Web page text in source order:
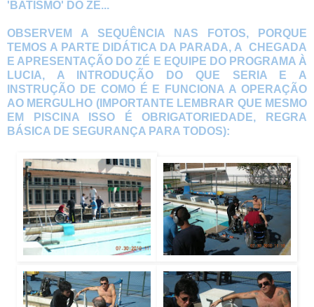
'BATISMO' DO ZÉ...
OBSERVEM A SEQUÊNCIA NAS FOTOS, PORQUE
TEMOS A PARTE DIDÁTICA DA PARADA, A CHEGADA
E APRESENTAÇÃO DO ZÉ E EQUIPE DO PROGRAMA À
LUCIA, A INTRODUÇÃO DO QUE SERIA E A
INSTRUÇÃO DE COMO É E FUNCIONA A OPERAÇÃO
AO MERGULHO (IMPORTANTE LEMBRAR QUE MESMO
EM PISCINA ISSO É OBRIGATORIEDADE, REGRA
BÁSICA DE SEGURANÇA PARA TODOS):